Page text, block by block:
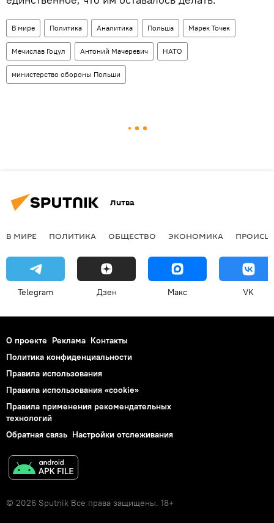
В мире Политика Аналитика Польша Марек Точек
Мечислав Гоцул Антоний Мачеревич НАТО
министерство обороны Польши
Литва
В МИРЕ ПОЛИТИКА ОБЩЕСТВО ЭКОНОМИКА
Telegram Дзен Макс VK
О проекте Реклама Контакты
Политика конфиденциальности
Правила использования
Правила использования «cookie»
Правила применения рекомендательных
технологий
Обратная связь Настройки отслеживания
© 2026 Sputnik Все права защищены. 18+